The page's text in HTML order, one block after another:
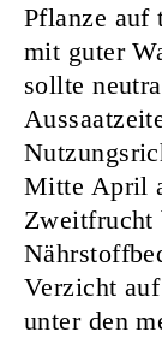
Pflanze auf
mit guter
sollte
Mitte April
Zweitfrucht
Verzicht
unter den